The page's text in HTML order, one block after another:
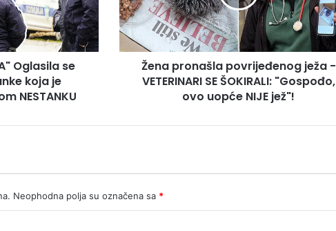
Oglasila se
koja je
NESTANKU
VETERINARI
SE
ŠOKIRALI:
"Gospođo,
uopće
Žena pronašla povrijeđenog ježa -
VETERINARI SE ŠOKIRALI: "Gospođo,
ovo uopće NIJE jež"!
Neophodna polja su označena sa *